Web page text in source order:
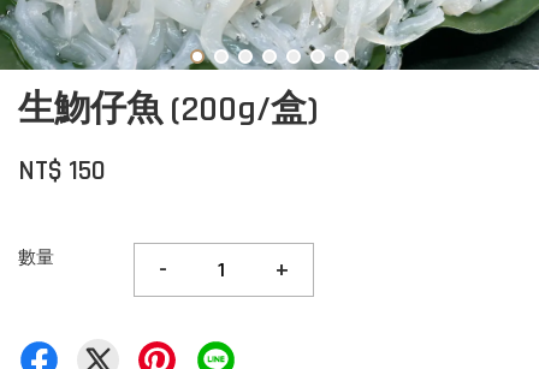
生魩仔魚 (200g/盒)
NT$ 150
數量 - +